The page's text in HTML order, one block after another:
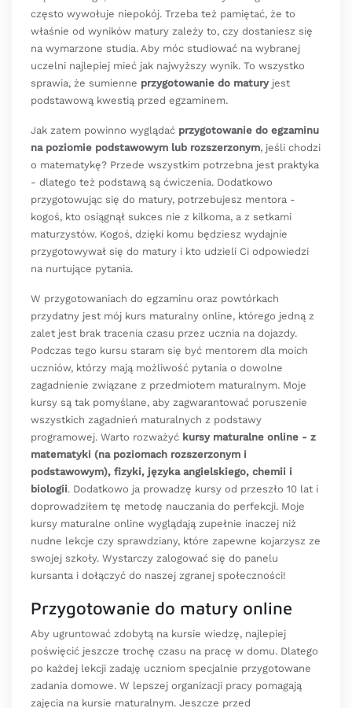
często wywołuje niepokój. Trzeba też pamiętać, że to
właśnie od wyników matury zależy to, czy dostaniesz się
na wymarzone studia. Aby móc studiować na wybranej
uczelni najlepiej mieć jak najwyższy wynik. To wszystko
sprawia, że sumienne przygotowanie do maturyjest
podstawową kwestią przed egzaminem.
Jak zatem powinno wyglądać przygotowanie do egzaminu
na poziomie podstawowym lub rozszerzonym, jeśli chodzi
o matematykę? Przede wszystkim potrzebna jest praktyka
- dlatego też podstawą są ćwiczenia. Dodatkowo
przygotowując się do matury, potrzebujesz mentora -
kogoś, kto osiągnął sukces nie z kilkoma, a z setkami
maturzystów. Kogoś, dzięki komu będziesz wydajnie
przygotowywał się do matury i kto udzieli Ci odpowiedzi
na nurtujące pytania.
W przygotowaniach do egzaminu oraz powtórkach
przydatny jest mój kurs maturalny online, którego jedną z
zalet jest brak tracenia czasu przez ucznia na dojazdy.
Podczas tego kursu staram się być mentorem dla moich
uczniów, którzy mają możliwość pytania o dowolne
zagadnienie związane z przedmiotem maturalnym. Moje
kursy są tak pomyślane, aby zagwarantować poruszenie
wszystkich zagadnień maturalnych z podstawy
programowej. Warto rozważyć kursy maturalne online - z
matematyki (na poziomach rozszerzonym i
podstawowym), fizyki, języka angielskiego, chemii i
biologii. Dodatkowo ja prowadzę kursy od przeszło 10 lat i
doprowadziłem tę metodę nauczania do perfekcji. Moje
kursy maturalne online wyglądają zupełnie inaczej niż
nudne lekcje czy sprawdziany, które zapewne kojarzysz ze
swojej szkoły. Wystarczy zalogować się do panelu
kursanta i dołączyć do naszej zgranej społeczności!
Przygotowanie do matury online
Aby ugruntować zdobytą na kursie wiedzę, najlepiej
poświęcić jeszcze trochę czasu na pracę w domu. Dlatego
po każdej lekcji zadaję uczniom specjalnie przygotowane
zadania domowe. W lepszej organizacji pracy pomagają
zajęcia na kursie maturalnym. Jeszcze przed